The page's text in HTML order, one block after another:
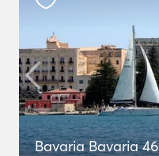
Bavaria Bavaria 46